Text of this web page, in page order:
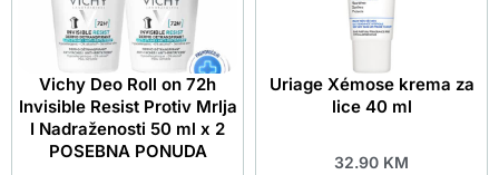
Vichy Deo Roll on 72h
Invisible Resist Protiv Mrlja
I Nadraženosti 50 ml x 2
POSEBNA PONUDA
Uriage Xémose krema za
lice 40 ml
32.90 KM